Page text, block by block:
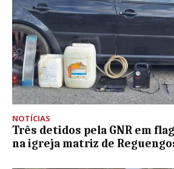
NOTÍCIAS
Três detidos pela GNR em
na igreja matriz de